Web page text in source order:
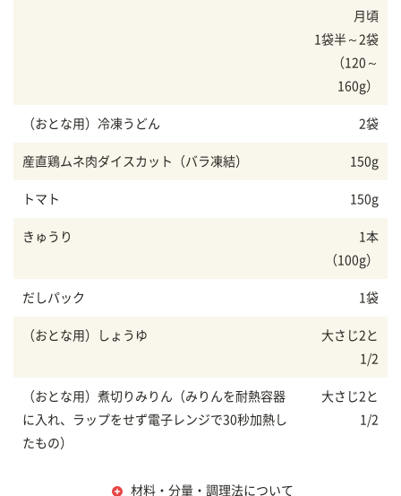
月頃
1袋半～2袋
（120～
160g）
（おとな用）冷凍うどん 2袋
産直鶏ムネ肉ダイスカット（バラ凍結） 150g
トマト 150g
きゅうり
1本
（100g）
だしパック 1袋
（おとな用）しょうゆ
大さじ2と
1/2
（おとな用）煮切りみりん（みりんを耐熱容器
に入れ、ラップをせず電子レンジで30秒加熱し
たもの）
大さじ2と
1/2
材料・分量・調理法について